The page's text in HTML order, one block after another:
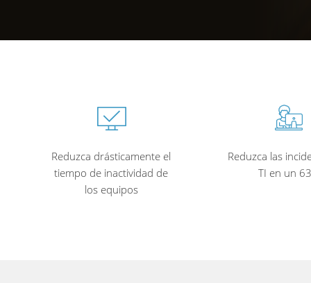
Reduzca drásticamente el
tiempo de inactividad de
los equipos
Reduzca las
TI en un